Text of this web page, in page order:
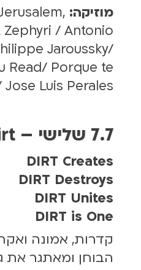
מוזיקה:
Zephyri / Antonio
Jaroussky/
Read/ Porque te
Luis Perales
7.7 שלישי – Dirt | ג׳ונתן נוסן
DIRT Creates
DIRT Destroys
DIRT Unites
DIRT is One
קדרות, אמונה
הבוחן ומאתגר את